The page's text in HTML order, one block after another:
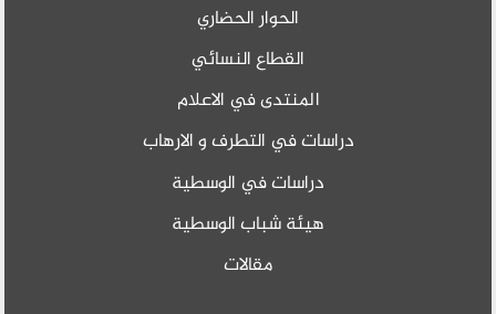
الحوار الحضاري
القطاع النسائي
المنتدى في الاعلام
دراسات في التطرف و الارهاب
دراسات في الوسطية
هيئة شباب الوسطية
مقالات